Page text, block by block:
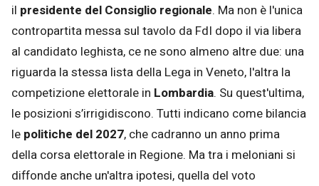
il presidente del Consiglio regionale. Ma non è l'unica
contropartita messa sul tavolo da FdI dopo il via libera
al candidato leghista, ce ne sono almeno altre due: una
riguarda la stessa lista della Lega in Veneto, l'altra la
competizione elettorale in Lombardia. Su quest'ultima,
le posizioni s’irrigidiscono. Tutti indicano come bilancia
le politiche del 2027, che cadranno un anno prima
della corsa elettorale in Regione. Ma tra i meloniani si
diffonde anche un'altra ipotesi, quella del voto